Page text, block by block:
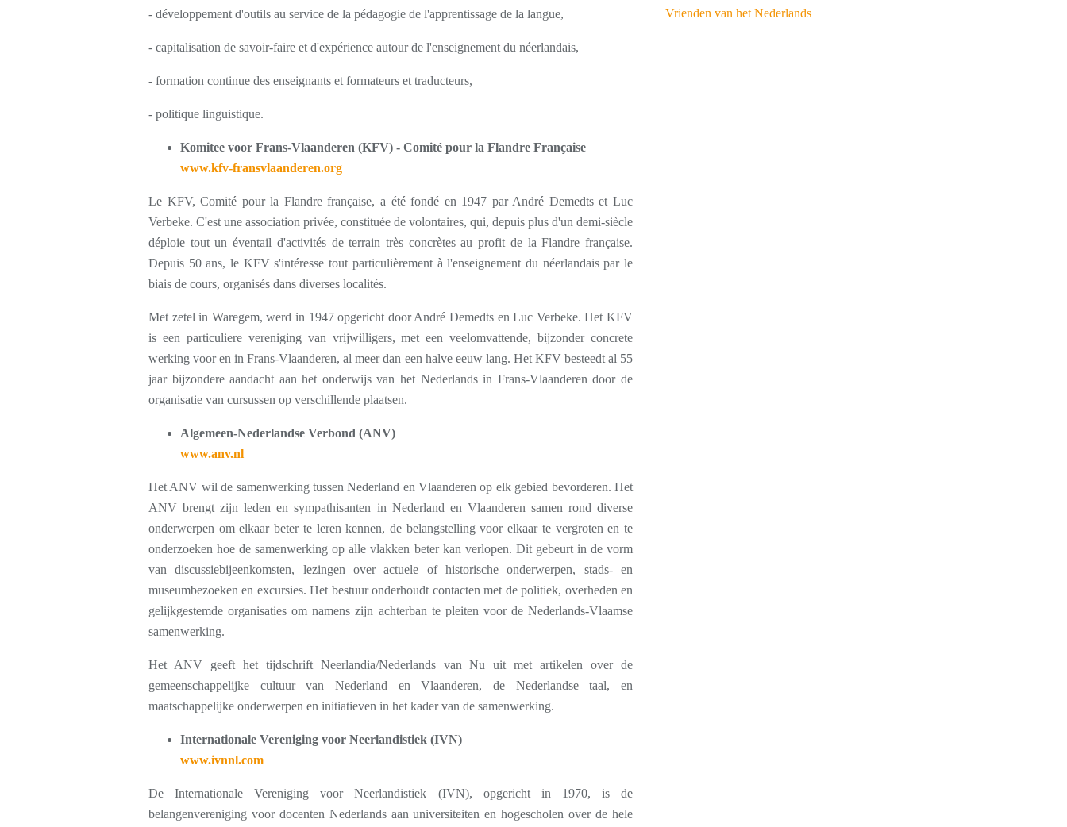
- développement d'outils au service de la pédagogie de l'apprentissage de la langue,
- capitalisation de savoir-faire et d'expérience autour de l'enseignement du néerlandais,
- formation continue des enseignants et formateurs et traducteurs,
- politique linguistique.
Komitee voor Frans-Vlaanderen (KFV) - Comité pour la Flandre Française
www.kfv-fransvlaanderen.org
Le KFV, Comité pour la Flandre française, a été fondé en 1947 par André Demedts et Luc
Verbeke. C'est une association privée, constituée de volontaires, qui, depuis plus d'un demi-siècle
déploie tout un éventail d'activités de terrain très concrètes au profit de la Flandre française.
Depuis 50 ans, le KFV s'intéresse tout particulièrement à l'enseignement du néerlandais par le
biais de cours, organisés dans diverses localités.
Met zetel in Waregem, werd in 1947 opgericht door André Demedts en Luc Verbeke. Het KFV
is een particuliere vereniging van vrijwilligers, met een veelomvattende, bijzonder concrete
werking voor en in Frans-Vlaanderen, al meer dan een halve eeuw lang. Het KFV besteedt al 55
jaar bijzondere aandacht aan het onderwijs van het Nederlands in Frans-Vlaanderen door de
organisatie van cursussen op verschillende plaatsen.
Algemeen-Nederlandse Verbond (ANV)
www.anv.nl
Het ANV wil de samenwerking tussen Nederland en Vlaanderen op elk gebied bevorderen. Het
ANV brengt zijn leden en sympathisanten in Nederland en Vlaanderen samen rond diverse
onderwerpen om elkaar beter te leren kennen, de belangstelling voor elkaar te vergroten en te
onderzoeken hoe de samenwerking op alle vlakken beter kan verlopen. Dit gebeurt in de vorm
van discussiebijeenkomsten, lezingen over actuele of historische onderwerpen, stads- en
museumbezoeken en excursies. Het bestuur onderhoudt contacten met de politiek, overheden en
gelijkgestemde organisaties om namens zijn achterban te pleiten voor de Nederlands-Vlaamse
samenwerking.
Het ANV geeft het tijdschrift Neerlandia/Nederlands van Nu uit met artikelen over de
gemeenschappelijke cultuur van Nederland en Vlaanderen, de Nederlandse taal, en
maatschappelijke onderwerpen en initiatieven in het kader van de samenwerking.
Internationale Vereniging voor Neerlandistiek (IVN)
www.ivnnl.com
De Internationale Vereniging voor Neerlandistiek (IVN), opgericht in 1970, is de
belangenvereniging voor docenten Nederlands aan universiteiten en hogescholen over de hele
Vrienden van het Nederlands